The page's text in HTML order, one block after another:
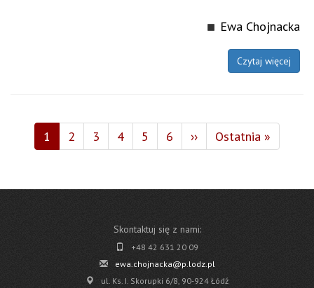
Ewa Chojnacka
Czytaj więcej
Stronicowanie
Bieżąca
strona
1 Page
2 Page
3 Page
4 Page
5 Page
6
Następna
strona
››
Ostatnia
strona
Ostatnia »
Skontaktuj się z nami:
+48 42 631 20 09
ewa.chojnacka@p.lodz.pl
ul. Ks. I. Skorupki 6/8, 90-924 Łódź